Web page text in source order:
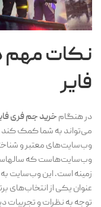
نکات مهم
فایر
در هنگامخرید جم فری
می‌تواند به شما کمک کند
وب‌سایت‌های معتبر و
وب‌سایت‌هاست که سالهاست
زمینه است. این وب‌سایت
عنوان یکی از انتخاب‌های
توجه به نظرات و تجربیات